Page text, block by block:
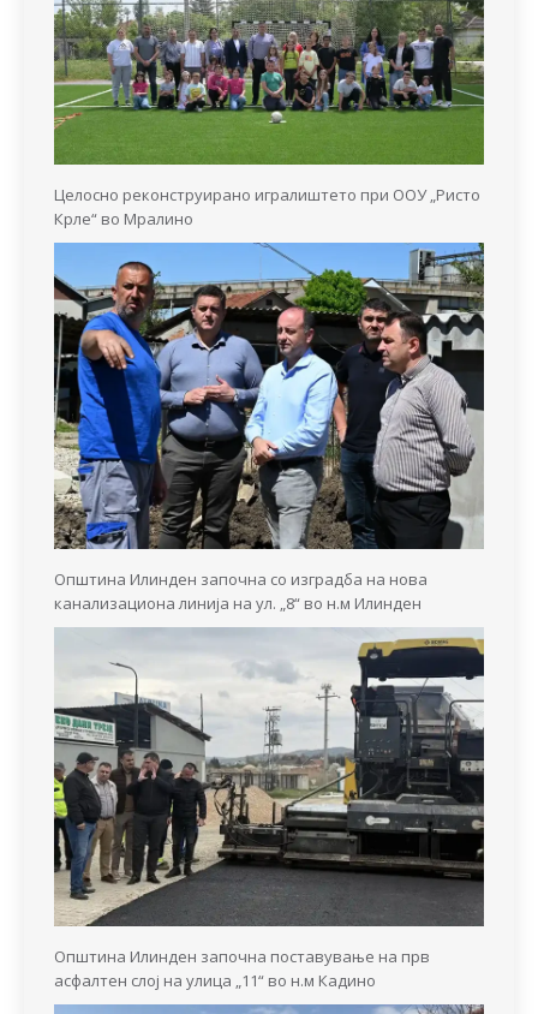
Целосно реконструирано игралиштето при ООУ „Ристо
Крле“ во Мралино
Општина Илинден започна со изградба на нова
канализациона линија на ул. „8“ во н.м Илинден
Општина Илинден започна поставување на прв
асфалтен слој на улица „11“ во н.м Кадино